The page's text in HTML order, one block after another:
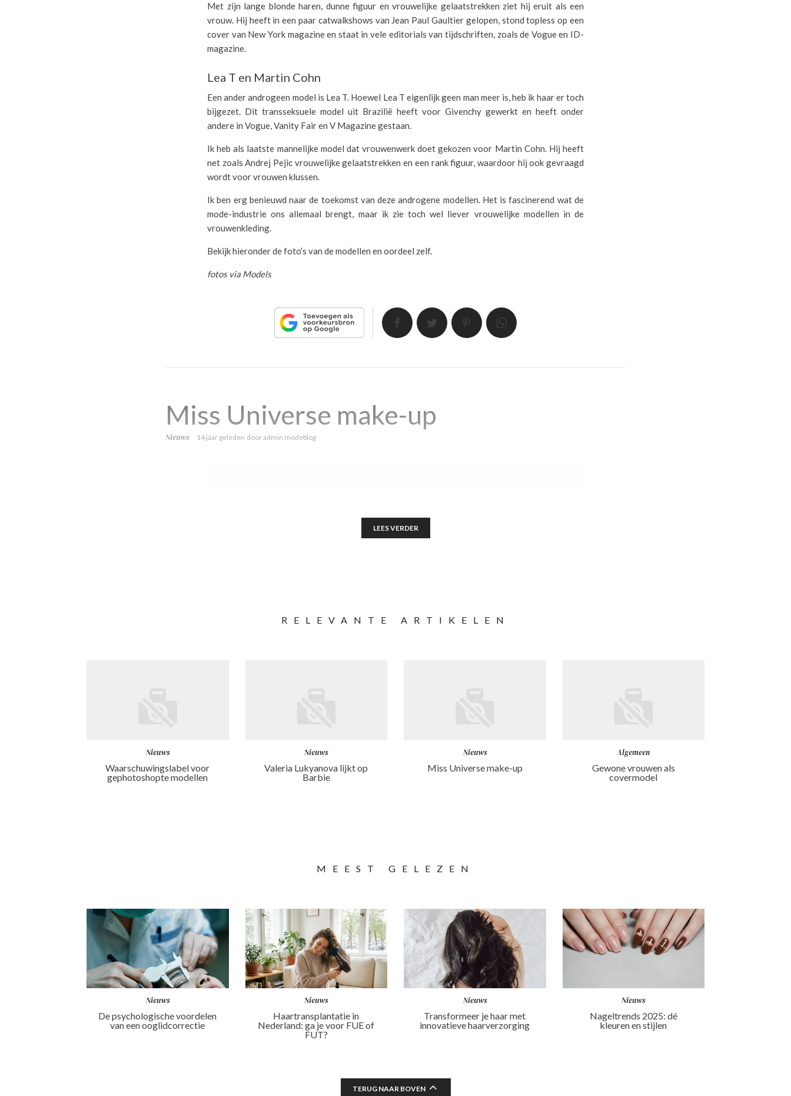
Met zijn lange blonde haren, dunne figuur en vrouwelijke gelaatstrekken ziet hij eruit als een
vrouw. Hij heeft in een paar catwalkshows van Jean Paul Gaultier gelopen, stond topless op een
cover van New York magazine en staat in vele editorials van tijdschriften, zoals de Vogue en ID-
magazine.
Lea T en Martin Cohn
Een ander androgeen model is Lea T. Hoewel Lea T eigenlijk geen man meer is, heb ik haar er toch
bijgezet. Dit transseksuele model uit Brazilië heeft voor Givenchy gewerkt en heeft onder
andere in Vogue, Vanity Fair en V Magazine gestaan.
Ik heb als laatste mannelijke model dat vrouwenwerk doet gekozen voor Martin Cohn. Hij heeft
net zoals Andrej Pejic vrouwelijke gelaatstrekken en een rank figuur, waardoor hij ook gevraagd
wordt voor vrouwen klussen.
Ik ben erg benieuwd naar de toekomst van deze androgene modellen. Het is fascinerend wat de
mode-industrie ons allemaal brengt, maar ik zie toch wel liever vrouwelijke modellen in de
vrouwenkleding.
Bekijk hieronder de foto’s van de modellen en oordeel zelf.
fotos via Models
Miss Universe make-up
Nieuws 14 jaar geleden dooradmin modeblog
LEES VERDER
RELEVANTE ARTIKELEN
Nieuws
Waarschuwingslabel voor
gephotoshopte modellen
Nieuws
Valeria Lukyanova lijkt op
Barbie
Nieuws
Miss Universe make-up
Algemeen
Gewone vrouwen als
covermodel
MEEST GELEZEN
Nieuws
De psychologische voordelen
van een ooglidcorrectie
Nieuws
Haartransplantatie in
Nederland: ga je voor FUE of
FUT?
Nieuws
Transformeer je haar met
innovatieve haarverzorging
Nieuws
Nageltrends 2025: dé
kleuren en stijlen
TERUG NAAR BOVEN